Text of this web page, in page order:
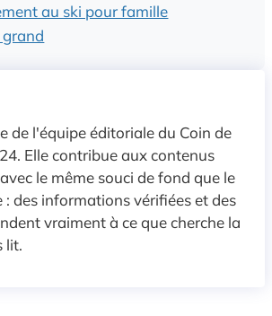
au ski pour famille
de l'équipe éditoriale du Coin de
Elle contribue aux contenus
le même souci de fond que le
: des informations vérifiées et des
vraiment à ce que cherche la
lit.